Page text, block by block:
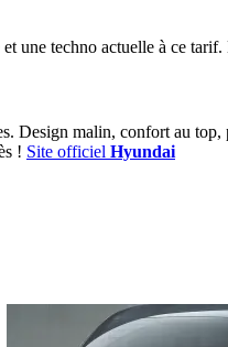
une techno actuelle à ce
Design malin, confort au
! Site officiel Hyundai